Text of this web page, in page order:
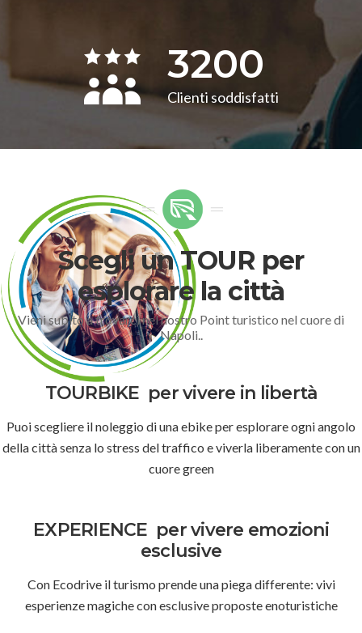
3200
Clienti soddisfatti
Scegli un TOUR per
esplorare la città
Vieni subito a trovarci nel nostro Point turistico nel cuore di
Napoli..
TOURBIKE per vivere in libertà
Puoi scegliere il noleggio di una ebike per esplorare ogni angolo
della città senza lo stress del traffico e viverla liberamente con un
cuore green
EXPERIENCE per vivere emozioni
esclusive
Con Ecodrive il turismo prende una piega differente: vivi
esperienze magiche con esclusive proposte enoturistiche